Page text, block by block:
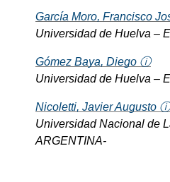
García Moro, Francisco
Universidad de Huelva –
Gómez Baya, Diego ⓘ
Universidad de Huelva –
Nicoletti, Javier Augusto ⓘ
Universidad Nacional de
ARGENTINA-